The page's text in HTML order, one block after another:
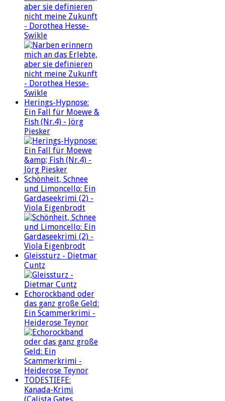
aber sie definieren
nicht meine Zukunft
- Dorothea Hesse-
Swikle
Herings-Hypnose:
Ein Fall für Moewe &
Fish (Nr.4) - Jörg
Piesker
Schönheit, Schnee
und Limoncello: Ein
Gardaseekrimi (2) -
Viola Eigenbrodt
Gleissturz - Dietmar
Cuntz
Echorockband oder
das ganz große Geld:
Ein Scammerkrimi -
Heiderose Teynor
TODESTIEFE:
Kanada-Krimi